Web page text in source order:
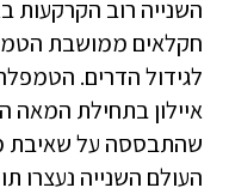
השנייה רוב הקרקעות
חקלאים ממושבת
לגידול הדרים.
שהתבססה על שאיבת
העולם השנייה נעצרו